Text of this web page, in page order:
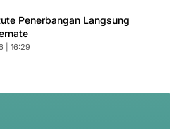
Penerbangan Langsung
| 16:29